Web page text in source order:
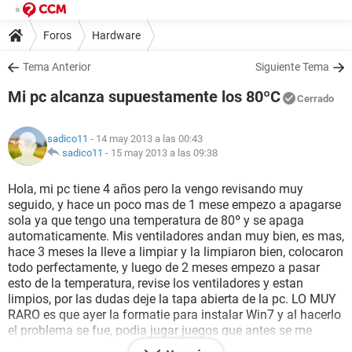
Foros Hardware
Tema Anterior Siguiente Tema
Mi pc alcanza supuestamente los 80ºC Cerrado
sadico11 - 14 may 2013 a las 00:43
sadico11 - 15 may 2013 a las 09:38
Hola, mi pc tiene 4 años pero la vengo revisando muy
seguido, y hace un poco mas de 1 mese empezo a apagarse
sola ya que tengo una temperatura de 80º y se apaga
automaticamente. Mis ventiladores andan muy bien, es mas,
hace 3 meses la lleve a limpiar y la limpiaron bien, colocaron
todo perfectamente, y luego de 2 meses empezo a pasar
esto de la temperatura, revise los ventiladores y estan
limpios, por las dudas deje la tapa abierta de la pc. LO MUY
RARO es que ayer la formatie para instalar Win7 y al hacerlo
el problema se fue, podia jugar juegos que antes se me
apagaba, y antes de formatiar no, no pasaba mas de 10 min